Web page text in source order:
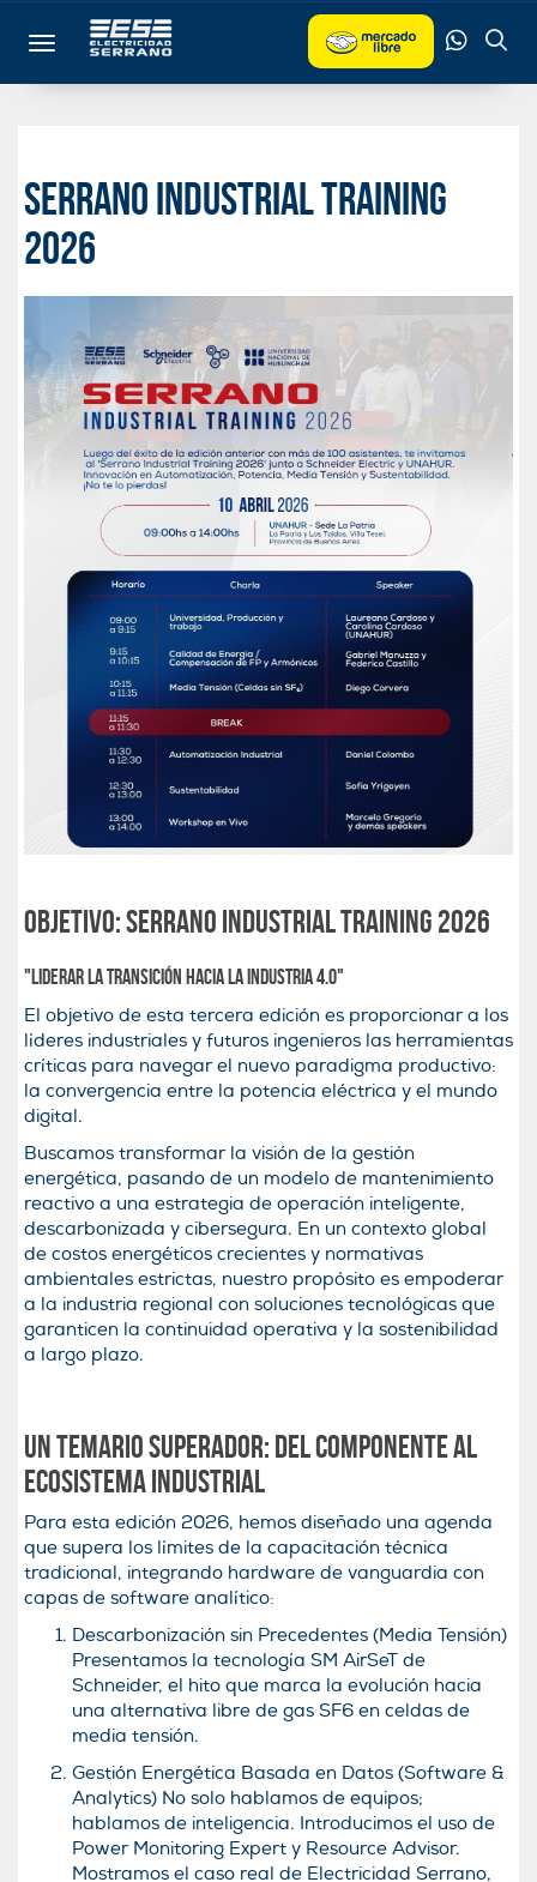
Toggle navigation
SERRANO INDUSTRIAL TRAINING
2026
Objetivo: Serrano Industrial Training 2026
"Liderar la transición hacia la Industria 4.0"
El objetivo de esta tercera edición es proporcionar a los
líderes industriales y futuros ingenieros las herramientas
críticas para navegar el nuevo paradigma productivo:
la convergencia entre la potencia eléctrica y el mundo
digital.
Buscamos transformar la visión de la gestión
energética, pasando de un modelo de mantenimiento
reactivo a una estrategia de operación inteligente,
descarbonizada y cibersegura. En un contexto global
de costos energéticos crecientes y normativas
ambientales estrictas, nuestro propósito es empoderar
a la industria regional con soluciones tecnológicas que
garanticen la continuidad operativa y la sostenibilidad
a largo plazo.
Un Temario Superador: Del Componente al
Ecosistema Industrial
Para esta edición 2026, hemos diseñado una agenda
que supera los límites de la capacitación técnica
tradicional, integrando hardware de vanguardia con
capas de software analítico:
Descarbonización sin Precedentes (Media Tensión)
Presentamos la tecnología SM AirSeT de
Schneider, el hito que marca la evolución hacia
una alternativa libre de gas SF6 en celdas de
media tensión.
Gestión Energética Basada en Datos (Software &
Analytics) No solo hablamos de equipos;
hablamos de inteligencia. Introducimos el uso de
Power Monitoring Expert y Resource Advisor.
Mostramos el caso real de Electricidad Serrano,